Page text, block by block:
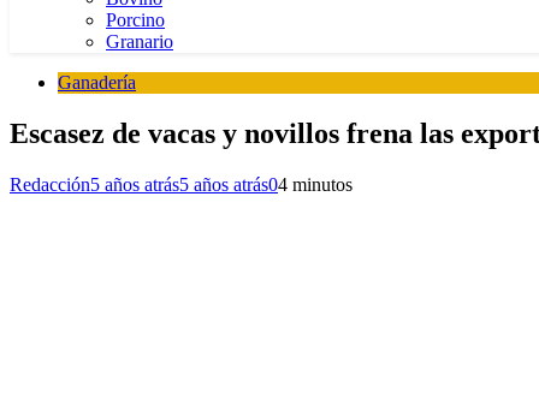
Porcino
Granario
Ganadería
Escasez de vacas y novillos frena las
Redacción5 años atrás5 años atrás04 minutos